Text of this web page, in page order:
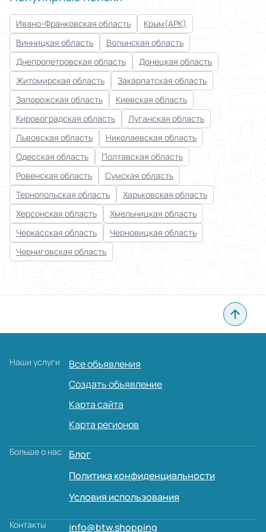
Ивано-Франковская область
Крым(АРК)
Винницкая область
Волынская область
Днепропетровская область
Донецкая область
Житомирская область
Закарпатская область
Запорожская область
Киевская область
Кировоградская область
Луганская область
Львовская область
Николаевская область
Одесская область
Полтавская область
Ровенская область
Сумская область
Тернопольская область
Харьковская область
Херсонская область
Хмельницкая область
Черкасская область
Черновицкая область
Черниговская область
Наши услуги
Все объявления
Создать объявление
Карта сайта
Карта регионов
Больше о нас
Блог
Политика конфиденциальности
Условия использования
Контакты info@btw.shopping